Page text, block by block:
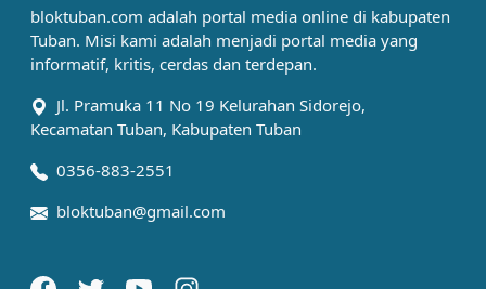
bloktuban.com adalah portal media online di kabupaten
Tuban. Misi kami adalah menjadi portal media yang
informatif, kritis, cerdas dan terdepan.
Jl. Pramuka 11 No 19 Kelurahan Sidorejo,
Kecamatan Tuban, Kabupaten Tuban
0356-883-2551
bloktuban@gmail.com